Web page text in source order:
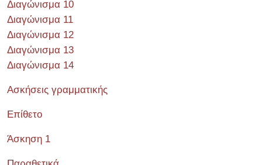
Διαγώνισμα 10
Διαγώνισμα 11
Διαγώνισμα 12
Διαγώνισμα 13
Διαγώνισμα 14
Ασκήσεις γραμματικής
Επίθετο
Άσκηση 1